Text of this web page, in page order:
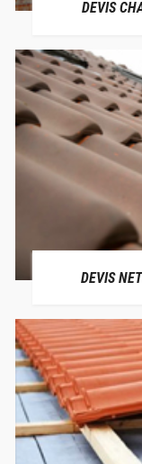
DEVIS
DEVIS